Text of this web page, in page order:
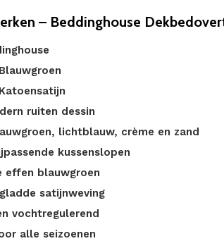
– Beddinghouse
ruiten dessin
lichtblauw, crème en zand
kussenslopen
effen blauwgroen
satijnweving
vochtregulerend
alle seizoenen